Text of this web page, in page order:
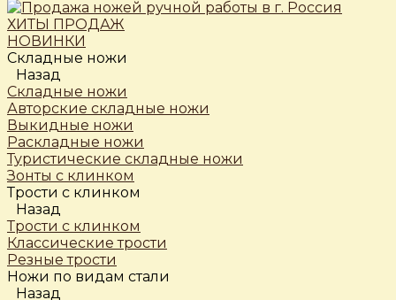
ХИТЫ ПРОДАЖ
НОВИНКИ
Складные ножи
Назад
Складные ножи
Авторские складные ножи
Выкидные ножи
Раскладные ножи
Туристические складные ножи
Зонты с клинком
Трости c клинком
Назад
Трости c клинком
Классические трости
Резные трости
Ножи по видам стали
Назад